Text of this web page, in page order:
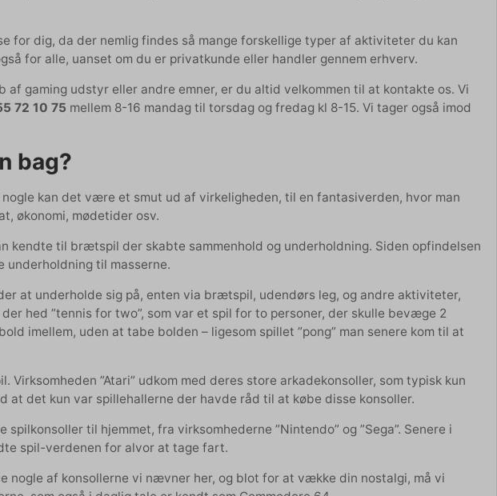
for dig, da der nemlig findes så mange forskellige typer af aktiviteter du kan
for alle, uanset om du er privatkunde eller handler gennem erhverv.
gaming udstyr eller andre emner, er du altid velkommen til at kontakte os. Vi
72 10 75 mellem 8-16 mandag til torsdag og fredag kl 8-15. Vi tager også imod
bag?
kan det være et smut ud af virkeligheden, til en fantasiverden, hvor man
økonomi, mødetider osv.
kendte til brætspil der skabte sammenhold og underholdning. Siden opfindelsen
til masserne.
at underholde sig på, enten via brætspil, udendørs leg, og andre aktiviteter,
hed ”tennis for two”, som var et spil for to personer, der skulle bevæge 2
imellem, uden at tabe bolden – ligesom spillet ”pong” man senere kom til at
Virksomheden ”Atari” udkom med deres store arkadekonsoller, som typisk kun
at det kun var spillehallerne der havde råd til at købe disse konsoller.
spilkonsoller til hjemmet, fra virksomhederne ”Nintendo” og ”Sega”. Senere i
spil-verdenen for alvor at tage fart.
nogle af konsollerne vi nævner her, og blot for at vække din nostalgi, må vi